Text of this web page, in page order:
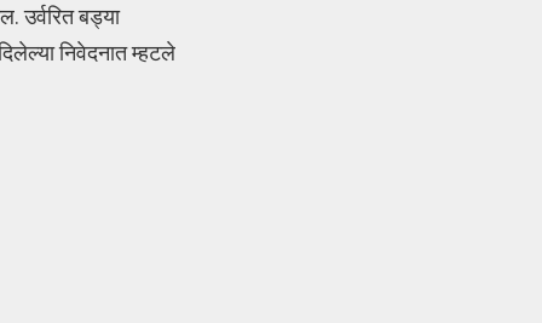
उर्वरित बड्या
निवेदनात म्हटले